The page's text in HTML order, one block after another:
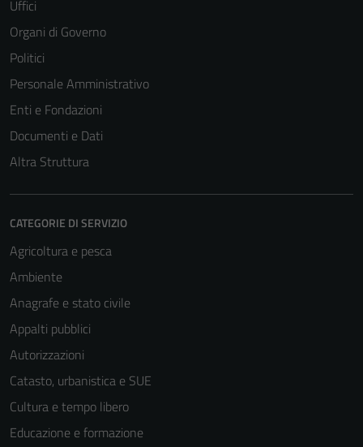
Uffici
Organi di Governo
Politici
Personale Amministrativo
Enti e Fondazioni
Documenti e Dati
Altra Struttura
CATEGORIE DI SERVIZIO
Agricoltura e pesca
Ambiente
Anagrafe e stato civile
Appalti pubblici
Autorizzazioni
Catasto, urbanistica e SUE
Cultura e tempo libero
Educazione e formazione